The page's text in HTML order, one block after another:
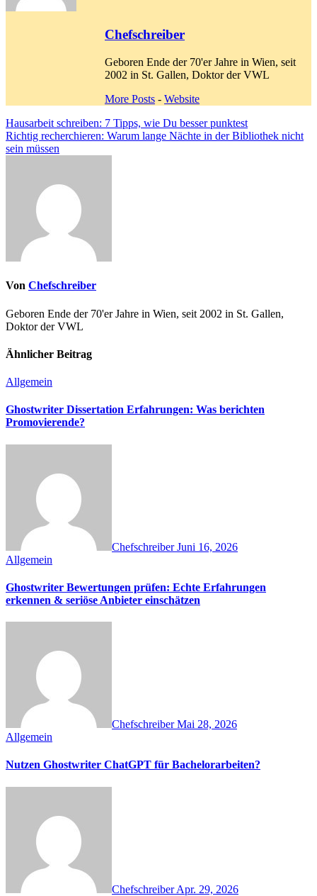
Chefschreiber
Geboren Ende der 70'er Jahre in Wien, seit
2002 in St. Gallen, Doktor der VWL
More Posts - Website
Beitragsnavigation
Hausarbeit schreiben: 7 Tipps, wie Du besser punktest
Richtig recherchieren: Warum lange Nächte in der Bibliothek nicht
sein müssen
Von Chefschreiber
Geboren Ende der 70'er Jahre in Wien, seit 2002 in St. Gallen,
Doktor der VWL
Ähnlicher Beitrag
Allgemein
Ghostwriter Dissertation Erfahrungen: Was berichten
Promovierende?
ChefschreiberJuni 16, 2026
Allgemein
Ghostwriter Bewertungen prüfen: Echte Erfahrungen
erkennen & seriöse Anbieter einschätzen
ChefschreiberMai 28, 2026
Allgemein
Nutzen Ghostwriter ChatGPT für Bachelorarbeiten?
ChefschreiberApr. 29, 2026